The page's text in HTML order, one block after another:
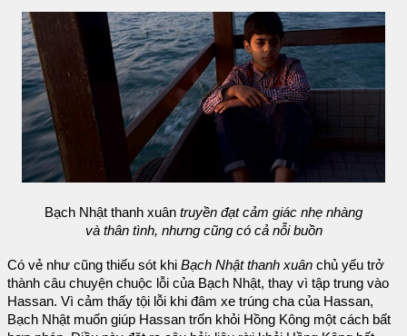
Bạch Nhật thanh xuân truyền đạt cảm giác nhẹ nhàng
và thân tình, nhưng cũng có cả nỗi buồn
Có vẻ như cũng thiếu sót khi Bạch Nhật thanh xuân chủ yếu trở
thành câu chuyện chuộc lỗi của Bạch Nhật, thay vì tập trung vào
Hassan. Vì cảm thấy tội lỗi khi đâm xe trúng cha của Hassan,
Bạch Nhật muốn giúp Hassan trốn khỏi Hồng Kông một cách bất